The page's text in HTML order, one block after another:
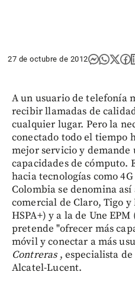
27 de octubre de 2012
A un usuario de telefonía
recibir llamadas de
cualquier lugar. Pero la
conectado todo el tiempo
mejor servicio y demande
capacidades de cómputo.
hacia tecnologías como
Colombia se denomina
comercial de Claro, Tigo
HSPA+) y a la de Une EPM
pretende "ofrecer más
móvil y conectar a más
Contreras, especialista de
Alcatel-Lucent.